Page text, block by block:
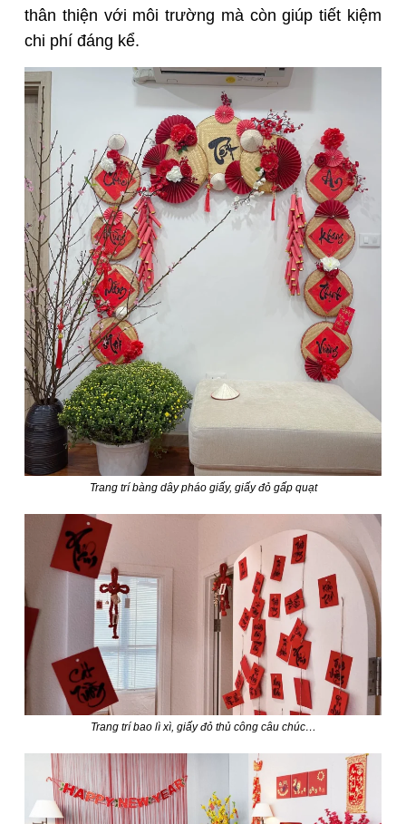
thân thiện với môi trường mà còn giúp tiết kiệm
chi phí đáng kể.
Trang trí bàng dây pháo giấy, giấy đỏ gấp quạt
Trang trí bao lì xì, giấy đỏ thủ công câu chúc…